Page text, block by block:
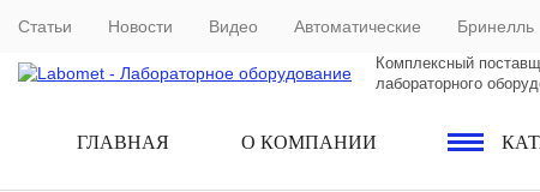
Статьи Новости Видео Автоматические Бринелль
Комплексный
лабораторного
ГЛАВНАЯ О КОМПАНИИ